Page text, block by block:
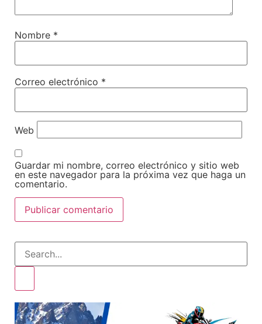
Nombre *
Correo electrónico *
Web
Guardar mi nombre, correo electrónico y sitio web
en este navegador para la próxima vez que haga un
comentario.